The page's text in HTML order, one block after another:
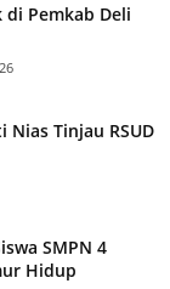
Pemkab Deli
Tinjau RSUD
SMPN 4
Hidup